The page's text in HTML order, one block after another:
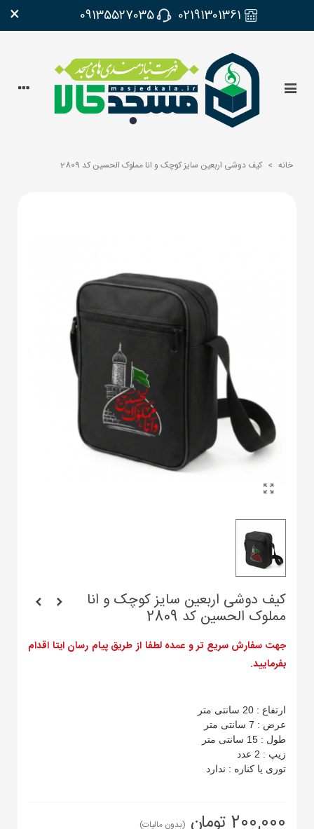
02191301361
09135527035
×
خانه > کیف دوشی اربعین سایز کوچک و انا مملوک الحسین کد 2809
کیف دوشی اربعین سایز کوچک و انا
مملوک الحسین کد 2809
جهت سفارش سریع تر و عمده لطفا از طریق پیام رسان ایتا اقدام
بفرمایید.
ارتفاع : 20 سانتی متر
عرض : 7 سانتی متر
طول : 15 سانتی متر
زیپ : 2 عدد
توری یا کناره : ندارد
(بدون مالیات)